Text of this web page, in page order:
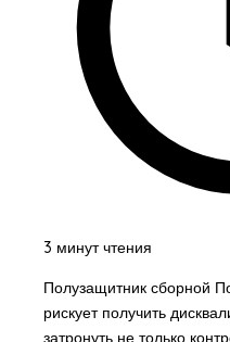
3 минут чтения
Полузащитник сборной
рискует получить
затронуть не только